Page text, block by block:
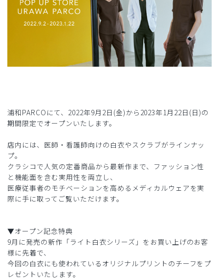
浦和PARCOにて、2022年9月2日(金)から2023年1月22日(日)の
期間限定でオープンいたします。
店内には、医師・看護師向けの白衣やスクラブがラインナッ
プ。
クラシコで人気の定番商品から最新作まで、ファッション性
と機能面を含む実用性を両立し、
医療従事者のモチベーションを高めるメディカルウェアを実
際に手に取ってご覧いただけます。
▼オープン記念特典
9月に発売の新作「ライト白衣シリーズ」をお買い上げのお客
様に先着で、
今回の白衣にも使われているオリジナルプリントのチーフをプ
レゼントいたします。